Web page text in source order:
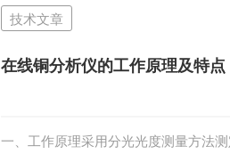
的设计带来了很大的便利，可随时随
定量分析，并可直接连接电脑出定量
告。仪器的检测项目有活细菌总数、大
技术文章
在线铜分析仪的工作原理及特点
一、工作原理采用分光光度测量方法